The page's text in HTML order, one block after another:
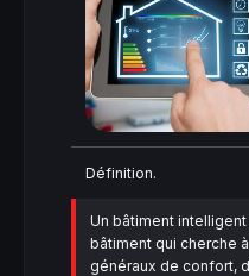
Définition.
Un bâtiment
bâtiment qui cherche
généraux de confort,